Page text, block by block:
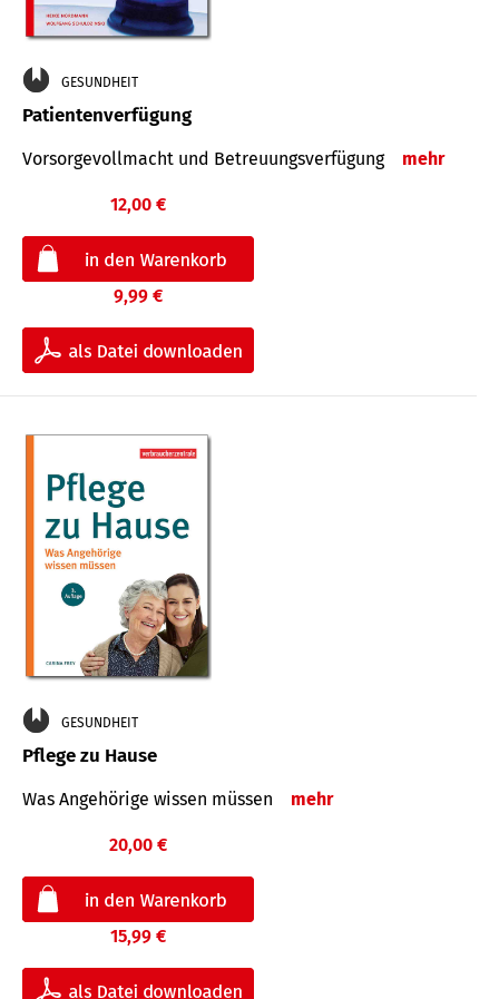
GESUNDHEIT
Patientenverfügung
Vorsorgevollmacht und Betreuungsverfügung mehr
12,00 €
9,99 €
GESUNDHEIT
Pflege zu Hause
Was Angehörige wissen müssen mehr
20,00 €
15,99 €